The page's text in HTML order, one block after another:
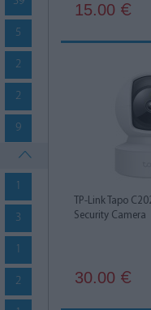
5
2
2
9
2
2
2
1
2
1
3
1
2
15.00 €
TP-Link Tapo
Security Camera
30.00 €